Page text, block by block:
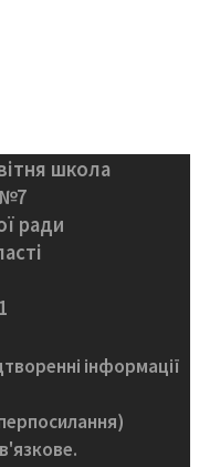
школа
№7
ради
інформації